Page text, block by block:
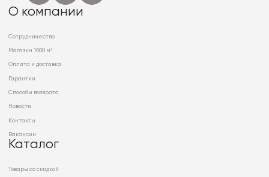
О компании
Сотрудничество
Магазин 1000 м²
Оплата и доставка
Гарантии
Способы возврата
Новости
Контакты
Вакансии
Каталог
Товары со скидкой